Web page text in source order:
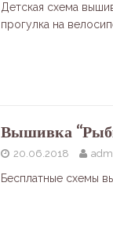
Детская схема
прогулка на
Вышивка
20.06.2018
Бесплатные схемы